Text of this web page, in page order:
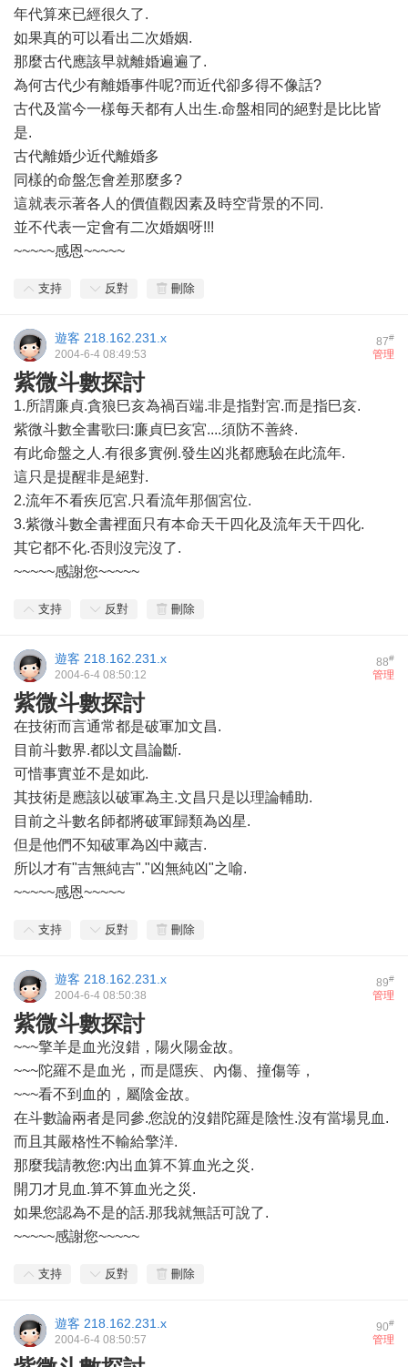
年代算來已經很久了.
如果真的可以看出二次婚姻.
那麼古代應該早就離婚遍遍了.
為何古代少有離婚事件呢?而近代卻多得不像話?
古代及當今一樣每天都有人出生.命盤相同的絕對是比比皆
是.
古代離婚少近代離婚多
同樣的命盤怎會差那麼多?
這就表示著各人的價值觀因素及時空背景的不同.
並不代表一定會有二次婚姻呀!!!
~~~~~感恩~~~~~
支持 反對 刪除
87#
遊客 218.162.231.x
管理
2004-6-4 08:49:53
紫微斗數探討
1.所謂廉貞.貪狼巳亥為禍百端.非是指對宮.而是指巳亥.
紫微斗數全書歌曰:廉貞巳亥宮....須防不善終.
有此命盤之人.有很多實例.發生凶兆都應驗在此流年.
這只是提醒非是絕對.
2.流年不看疾厄宮.只看流年那個宮位.
3.紫微斗數全書裡面只有本命天干四化及流年天干四化.
其它都不化.否則沒完沒了.
~~~~~感謝您~~~~~
支持 反對 刪除
88#
遊客 218.162.231.x
管理
2004-6-4 08:50:12
紫微斗數探討
在技術而言通常都是破軍加文昌.
目前斗數界.都以文昌論斷.
可惜事實並不是如此.
其技術是應該以破軍為主.文昌只是以理論輔助.
目前之斗數名師都將破軍歸類為凶星.
但是他們不知破軍為凶中藏吉.
所以才有"吉無純吉"."凶無純凶"之喻.
~~~~~感恩~~~~~
支持 反對 刪除
89#
遊客 218.162.231.x
管理
2004-6-4 08:50:38
紫微斗數探討
~~~擎羊是血光沒錯，陽火陽金故。
~~~陀羅不是血光，而是隱疾、內傷、撞傷等，
~~~看不到血的，屬陰金故。
在斗數論兩者是同參.您說的沒錯陀羅是陰性.沒有當場見血.
而且其嚴格性不輸給擎洋.
那麼我請教您:內出血算不算血光之災.
開刀才見血.算不算血光之災.
如果您認為不是的話.那我就無話可說了.
~~~~~感謝您~~~~~
支持 反對 刪除
90#
遊客 218.162.231.x
管理
2004-6-4 08:50:57